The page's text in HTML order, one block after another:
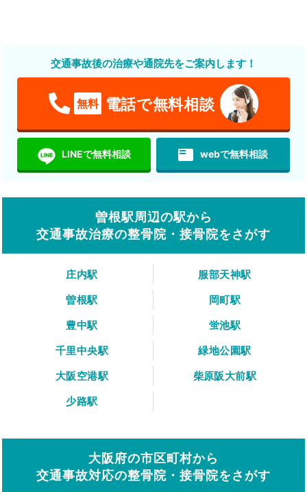
交通事故後の治療や通院先をご案内します！
無料 電話で無料相談
LINEで無料相談 featured_play_list webで無料相談
曽根駅周辺の駅から
交通事故治療の整骨院・接骨院をさがす
庄内駅
服部天神駅
曽根駅
岡町駅
豊中駅
蛍池駅
千里中央駅
緑地公園駅
大阪空港駅
柴原阪大前駅
少路駅
大阪府の市区町村から
交通事故対応の整骨院・接骨院をさがす